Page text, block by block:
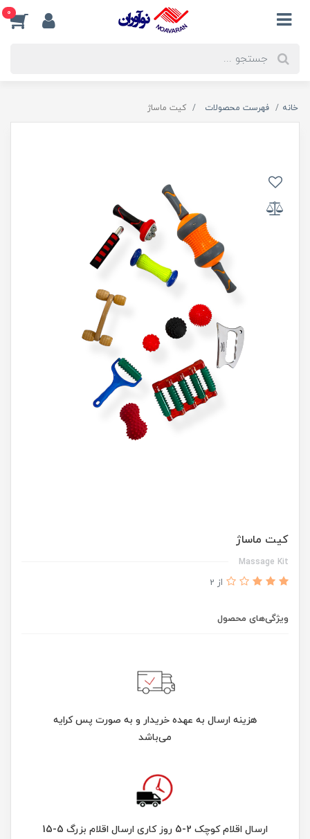
0
خانه فهرست محصولات کیت ماساژ
کیت ماساژ
Massage Kit
از 2
ویژگی‌های محصول
هزینه ارسال به عهده خریدار و به صورت پس کرایه
می‌باشد
ارسال اقلام کوچک 2-5 روز کاری ارسال اقلام بزرگ 5-15